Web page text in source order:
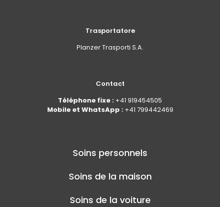
Trasportatore
Planzer Trasporti S.A.
Contact
Téléphone fixe : +41 919454505
Mobile et WhatsApp : +41 799442469
Soins personnels
Soins de la maison
Soins de la voiture